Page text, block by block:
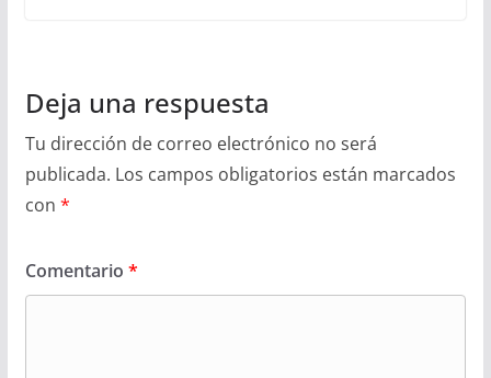
Deja una respuesta
Tu dirección de correo electrónico no será
publicada. Los campos obligatorios están marcados
con *
Comentario *